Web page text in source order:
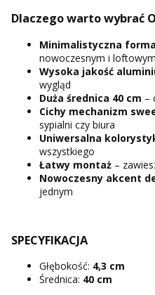
Dlaczego warto wybrać
Minimalistyczna forma
nowoczesnym i loftowym
Wysoka jakość
wygląd
Duża średnica 40 cm –
Cichy mechanizm
sypialni czy biura
Uniwersalna
wszystkiego
Łatwy montaż –
Nowoczesny akcent
jednym
SPECYFIKACJA
Głębokość: 4,3 cm
Średnica: 40 cm